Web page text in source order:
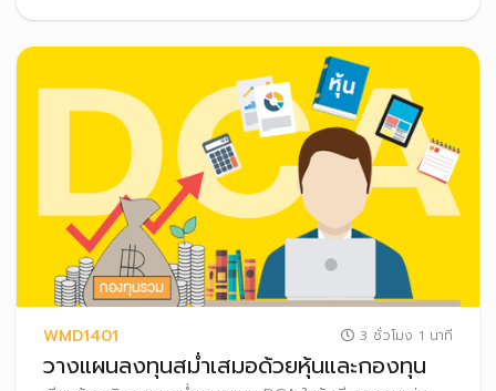
WMD1401 3 ชั่วโมง 1 นาที
วางแผนลงทุนสม่ำเสมอด้วยหุ้นและกองทุน